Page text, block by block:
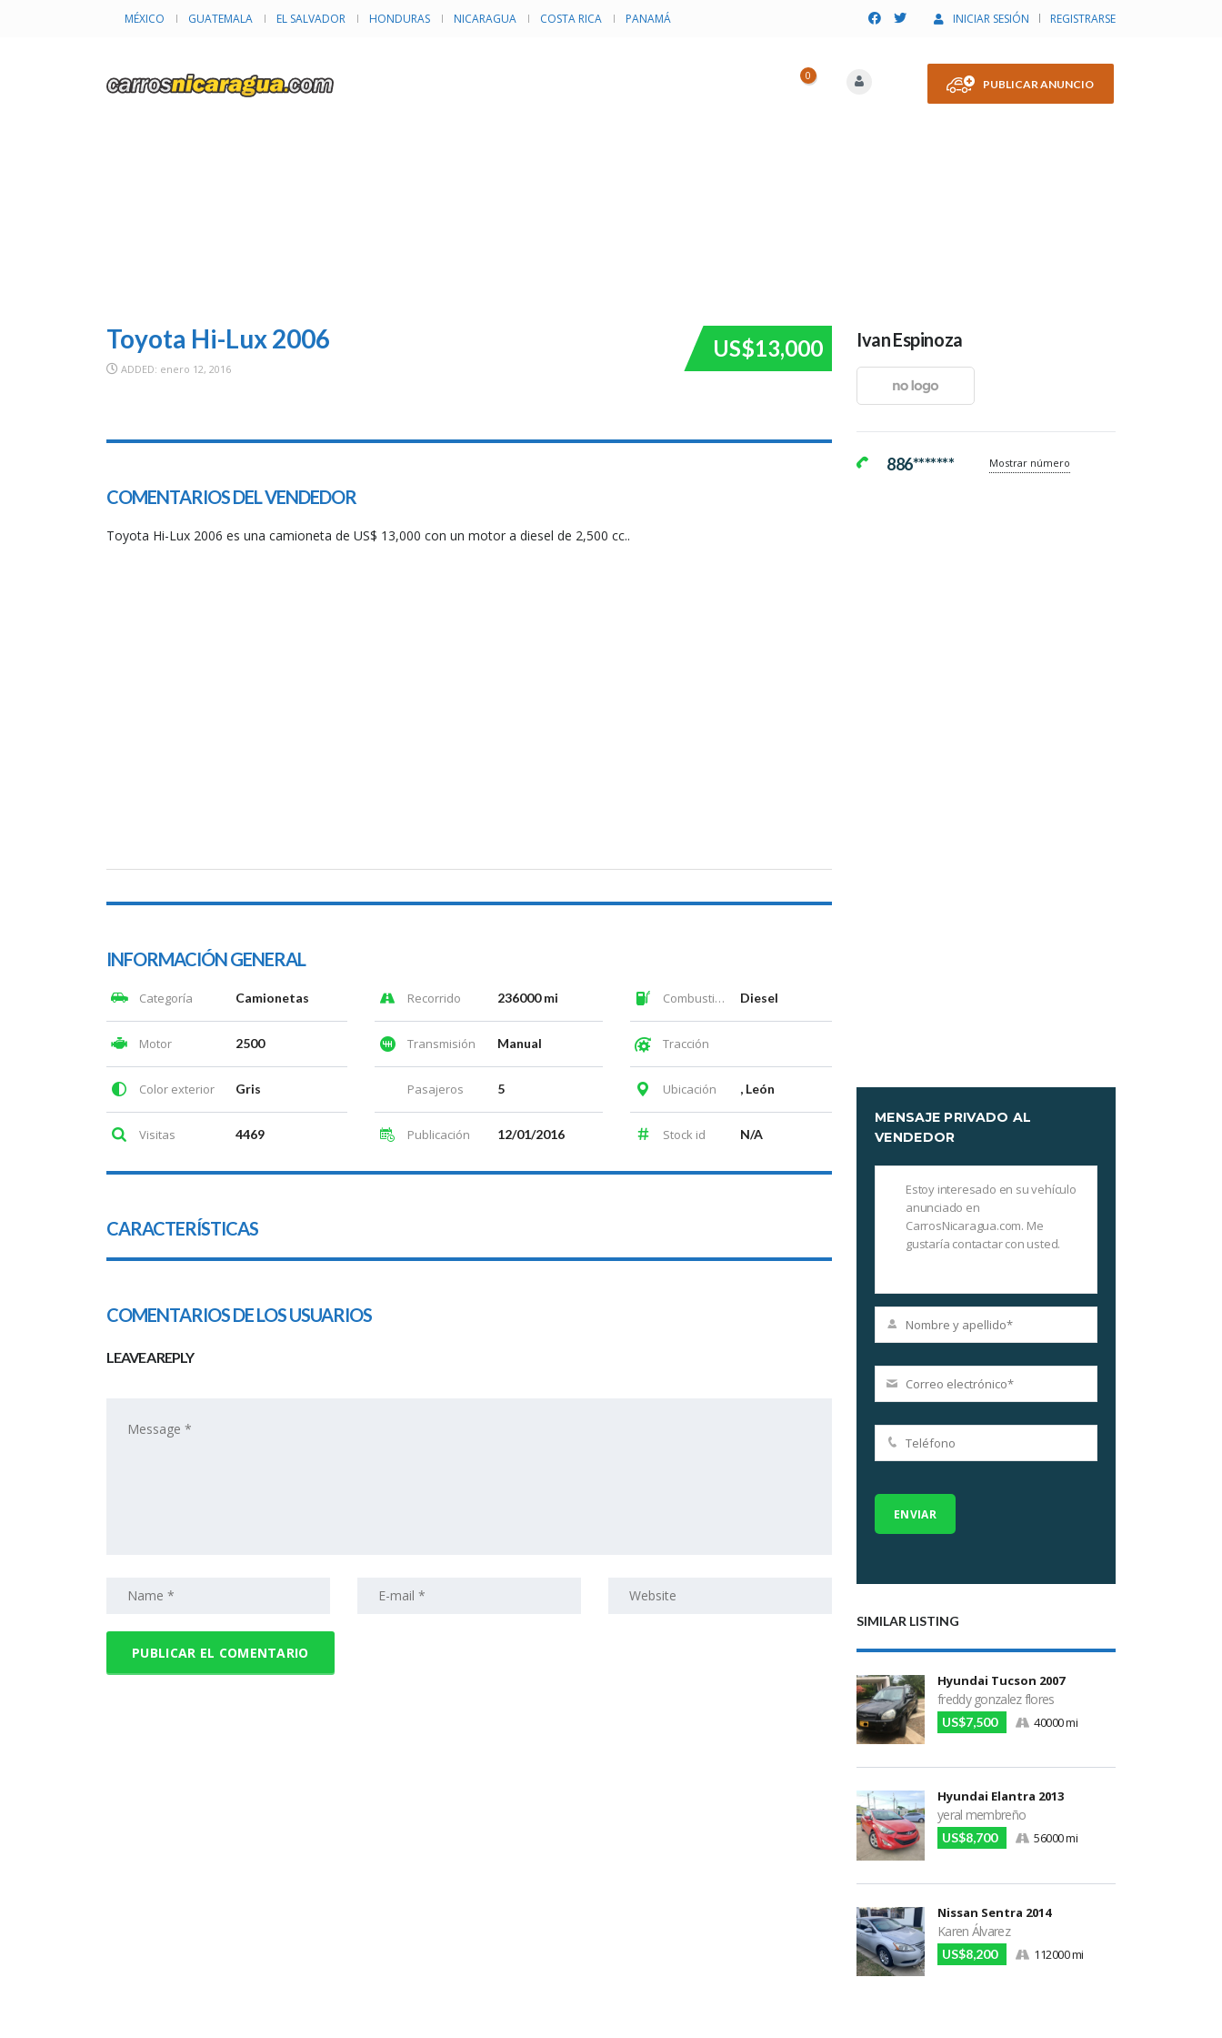
INICIAR SESIÓN REGISTRARSE
MÉXICO GUATEMALA EL SALVADOR HONDURAS NICARAGUA COSTA RICA PANAMÁ
PUBLICAR ANUNCIO
0
US$13,000
Toyota Hi-Lux 2006
ADDED: enero 12, 2016
SPECIAL
COMENTARIOS DEL VENDEDOR
Toyota Hi-Lux 2006 es una camioneta de US$ 13,000 con un motor a diesel de 2,500 cc..
INFORMACIÓN GENERAL
Categoría Camionetas Recorrido 236000 mi Combustible Diesel
Motor 2500 Transmisión Manual Tracción
Color exterior Gris Pasajeros 5 Ubicación , León
Visitas 4469 Publicación 12/01/2016 Stock id N/A
CARACTERÍSTICAS
COMENTARIOS DE LOS USUARIOS
LEAVE A REPLY
Ivan Espinoza
886******* Mostrar número
MENSAJE PRIVADO AL
VENDEDOR
SIMILAR LISTING
Hyundai Tucson 2007
freddy gonzalez flores
US$7,500 40000 mi
Hyundai Elantra 2013
yeral membreño
US$8,700 56000 mi
Nissan Sentra 2014
Karen Álvarez
US$8,200 112000 mi